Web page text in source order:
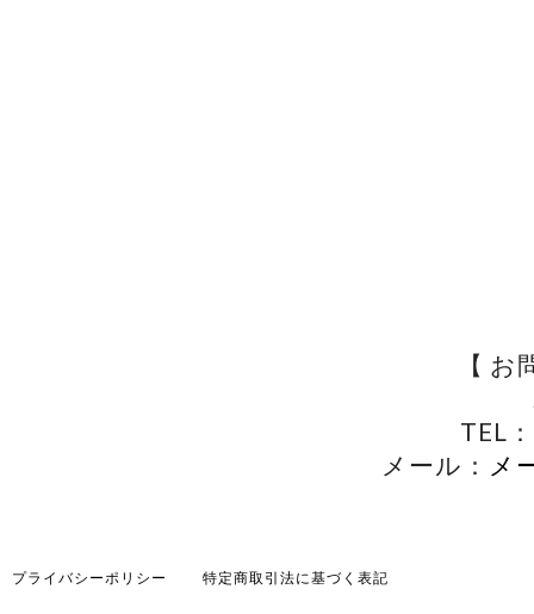
【
TEL
メール： メ
プライバシーポリシー 特定商取引法に基づく表記